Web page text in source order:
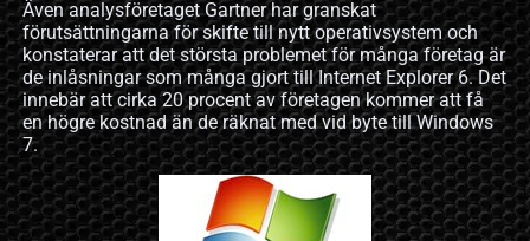
Även analysföretaget Gartner har granskat
förutsättningarna för skifte till nytt operativsystem och
konstaterar att det största problemet för många företag är
de inlåsningar som många gjort till Internet Explorer 6. Det
innebär att cirka 20 procent av företagen kommer att få
en högre kostnad än de räknat med vid byte till Windows
7.